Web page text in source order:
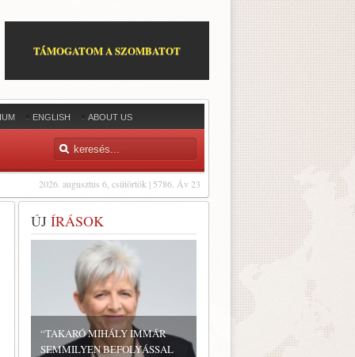
TÁMOGATOM A SZOMBATOT
ENGLISH ABOUT US
2026. augusztus 6, csütörtök | 5786. Áv 23
ÚJ ÍRÁSOK
“TAKARÓ MIHÁLY IMMÁR
SEMMILYEN BEFOLYÁSSAL